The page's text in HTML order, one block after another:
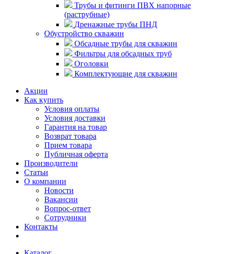
Трубы и фитинги ПВХ напорные
(раструбные)
Дренажные трубы ПНД
Обустройство скважин
Обсадные трубы для скважин
Фильтры для обсадных труб
Оголовки
Комплектующие для скважин
Акции
Как купить
Условия оплаты
Условия доставки
Гарантия на товар
Возврат товара
Прием товара
Публичная оферта
Производители
Статьи
О компании
Новости
Вакансии
Вопрос-ответ
Сотрудники
Контакты